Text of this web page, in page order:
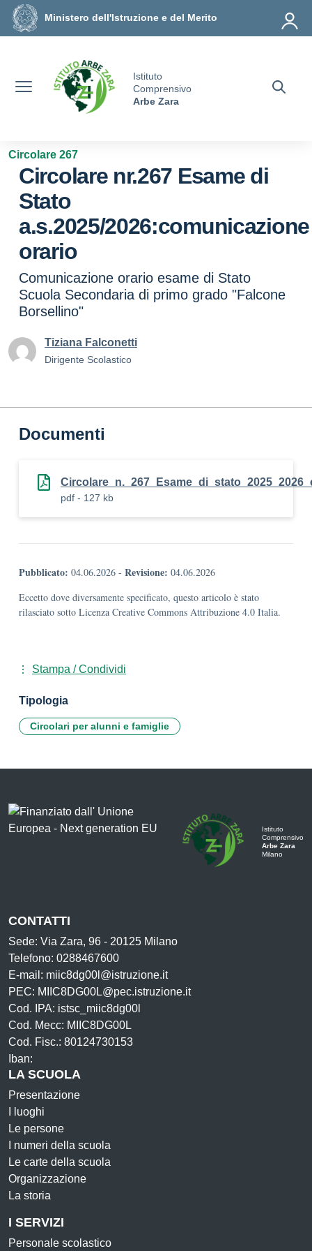
Vai ai contenuti
Vai al menu di navigazione
Vai al footer
Ministero dell'Istruzione e del Merito
Istituto
Comprensivo
Arbe Zara
Circolare 267
Circolare nr.267 Esame di
Stato
a.s.2025/2026:comunicazione
orario
Comunicazione orario esame di Stato
Scuola Secondaria di primo grado "Falcone
Borsellino"
Tiziana Falconetti
Dirigente Scolastico
Documenti
pdf - 127 kb
Pubblicato: 04.06.2026 - Revisione: 04.06.2026
Eccetto dove diversamente specificato, questo articolo è stato
rilasciato sotto Licenza Creative Commons Attribuzione 4.0 Italia.
Stampa / Condividi
Tipologia
Circolari per alunni e famiglie
Istituto
Comprensivo
Arbe Zara
Milano
CONTATTI
Sede: Via Zara, 96 - 20125 Milano
Telefono: 0288467600
E-mail: miic8dg00l@istruzione.it
PEC: MIIC8DG00L@pec.istruzione.it
Cod. IPA: istsc_miic8dg00l
Cod. Mecc: MIIC8DG00L
Cod. Fisc.: 80124730153
Iban:
LA SCUOLA
Presentazione
I luoghi
Le persone
I numeri della scuola
Le carte della scuola
Organizzazione
La storia
I SERVIZI
Personale scolastico